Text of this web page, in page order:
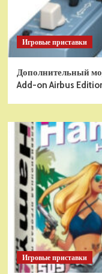
Игровые приставки
Дополнительный
Add-on Airbus
Игровые приставки